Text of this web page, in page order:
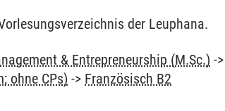
der Leuphana.
& Entrepreneurship (M.Sc.) ->
ohne CPs) -> Französisch B2